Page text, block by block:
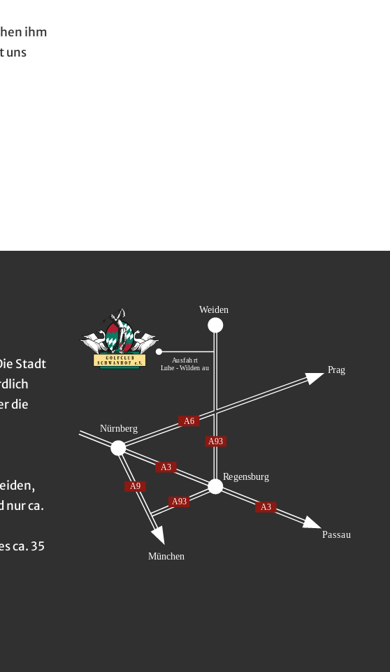
ihm
uns
Stadt
die
nur ca.
ca. 35